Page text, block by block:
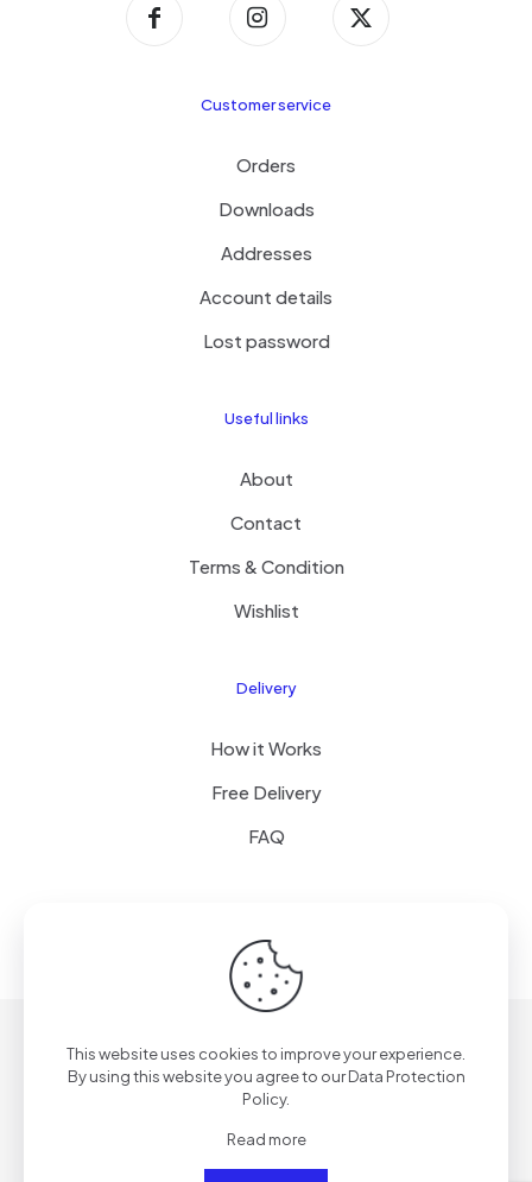
Customer service
Orders
Downloads
Addresses
Account details
Lost password
Useful links
About
Contact
Terms & Condition
Wishlist
Delivery
How it Works
Free Delivery
FAQ
SenseQuiet Technologies
This website uses cookies to improve your experience.
By using this website you agree to ourData Protection
Policy.
Read more